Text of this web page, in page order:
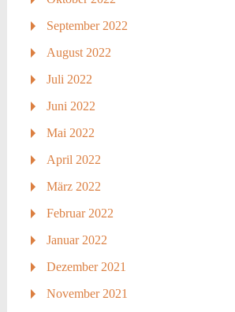
September 2022
August 2022
Juli 2022
Juni 2022
Mai 2022
April 2022
März 2022
Februar 2022
Januar 2022
Dezember 2021
November 2021